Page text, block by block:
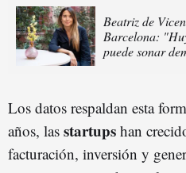
Beatriz de
Barcelona:
puede sonar
Los datos respaldan esta
años, las startups han
facturación, inversión y